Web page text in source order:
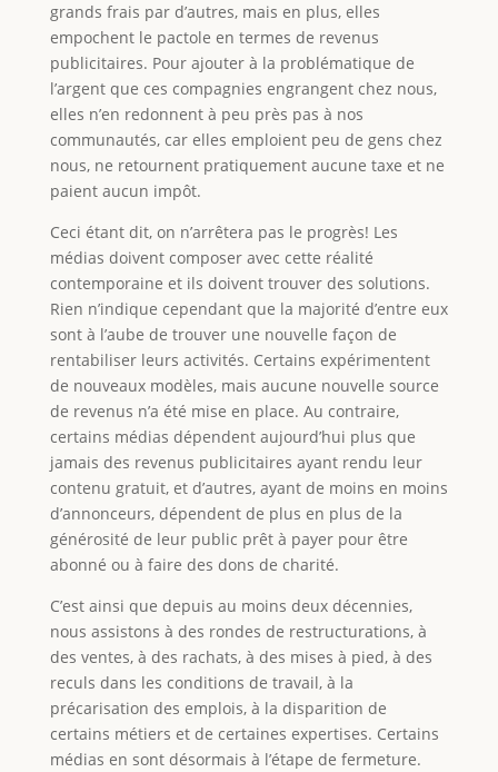
grands frais par d’autres, mais en plus, elles
empochent le pactole en termes de revenus
publicitaires. Pour ajouter à la problématique de
l’argent que ces compagnies engrangent chez nous,
elles n’en redonnent à peu près pas à nos
communautés, car elles emploient peu de gens chez
nous, ne retournent pratiquement aucune taxe et ne
paient aucun impôt.
Ceci étant dit, on n’arrêtera pas le progrès! Les
médias doivent composer avec cette réalité
contemporaine et ils doivent trouver des solutions.
Rien n’indique cependant que la majorité d’entre eux
sont à l’aube de trouver une nouvelle façon de
rentabiliser leurs activités. Certains expérimentent
de nouveaux modèles, mais aucune nouvelle source
de revenus n’a été mise en place. Au contraire,
certains médias dépendent aujourd’hui plus que
jamais des revenus publicitaires ayant rendu leur
contenu gratuit, et d’autres, ayant de moins en moins
d’annonceurs, dépendent de plus en plus de la
générosité de leur public prêt à payer pour être
abonné ou à faire des dons de charité.
C’est ainsi que depuis au moins deux décennies,
nous assistons à des rondes de restructurations, à
des ventes, à des rachats, à des mises à pied, à des
reculs dans les conditions de travail, à la
précarisation des emplois, à la disparition de
certains métiers et de certaines expertises. Certains
médias en sont désormais à l’étape de fermeture.